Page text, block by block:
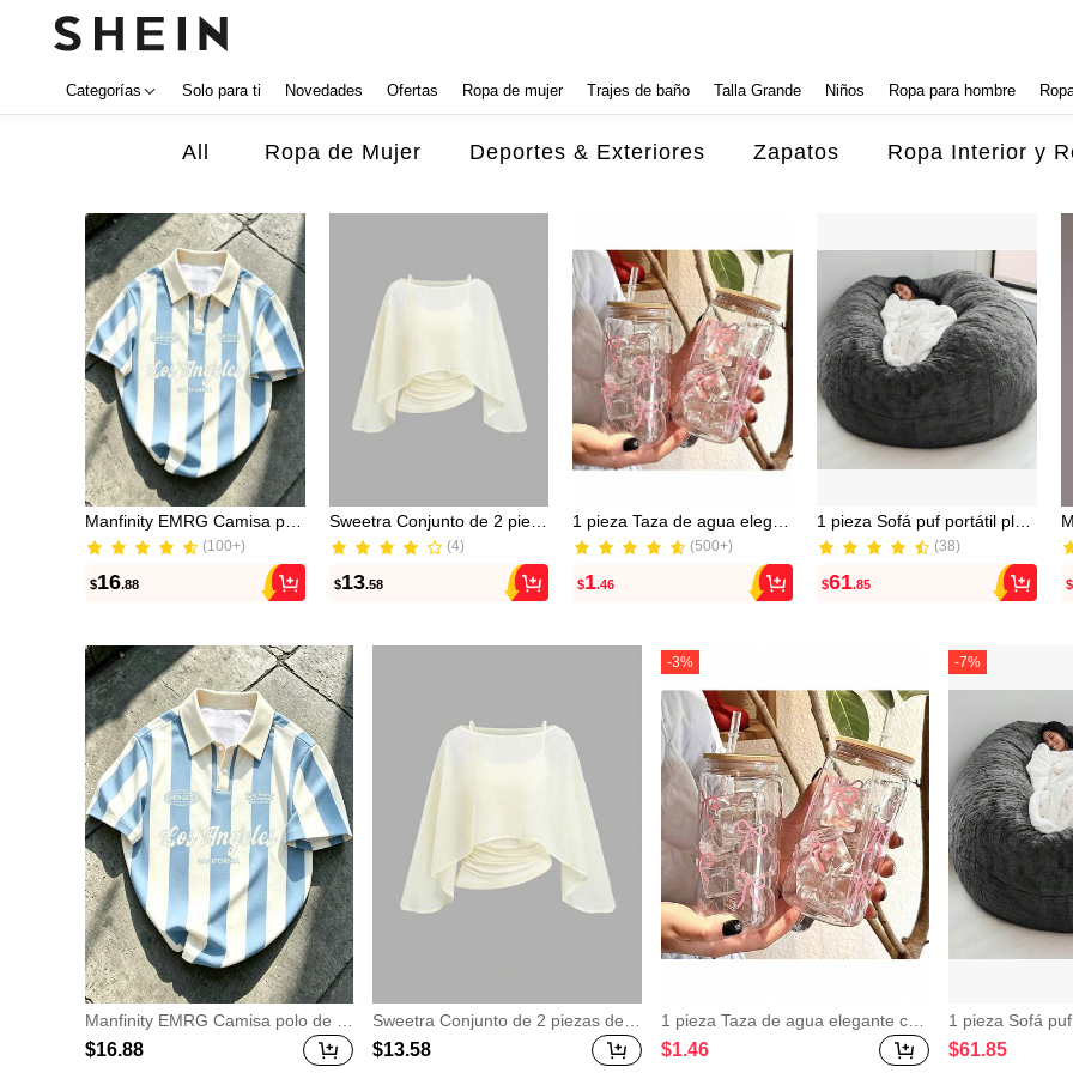
Categorías Solo para ti Novedades Ofertas Ropa de mujer Trajes de baño Talla Grande Niños Ropa para hombre
All Ropa de Mujer Deportes & Exteriores Zapatos Ropa Interior y
(100+)
$16.88
Sweetra Conjunto de 2 piezas de capa de gasa con cuello de barco, capa exterior fluida y camisola interior con cintura elástica fruncida, elegante conjunto beige para oficina, uso casual y citas
(4)
$13.58
(500+)
$1.46
1 pieza Sofá puf portátil plegable multifuncional minimalista de terciopelo holgado, silla de descanso (solo funda, sin relleno), opciones multicolor para sala de estar, funda de sofá tatami lavable a máquina para adultos
(38)
$61.85 $
Manfinity EMRG Camisa polo de m
anga corta casual para uso diario c
on estampado de letras y bloques
$16.88
Sweetra Conjunto de 2 piezas de c
apa de gasa con cuello de barco, c
apa exterior fluida y camisola interi
$13.58
-3%
1 pieza Taza de agua elegante con
lazo, hecha de material PP, taza po
rtátil de mano con tapa de madera
$1.46
-7%
1 pieza Sofá
ultifuncional
elo holgado,
$61.85